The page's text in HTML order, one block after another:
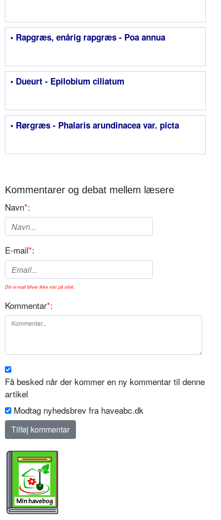
• Rapgræs, enårig rapgræs - Poa annua
• Dueurt - Epilobium ciliatum
• Rørgræs - Phalaris arundinacea var. picta
Kommentarer og debat mellem læsere
Navn*:
E-mail*:
Din e-mail bliver ikke vist på sitet.
Kommentar*:
Få besked når der kommer en ny kommentar til denne
artikel
Modtag nyhedsbrev fra haveabc.dk